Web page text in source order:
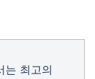
는 최고의